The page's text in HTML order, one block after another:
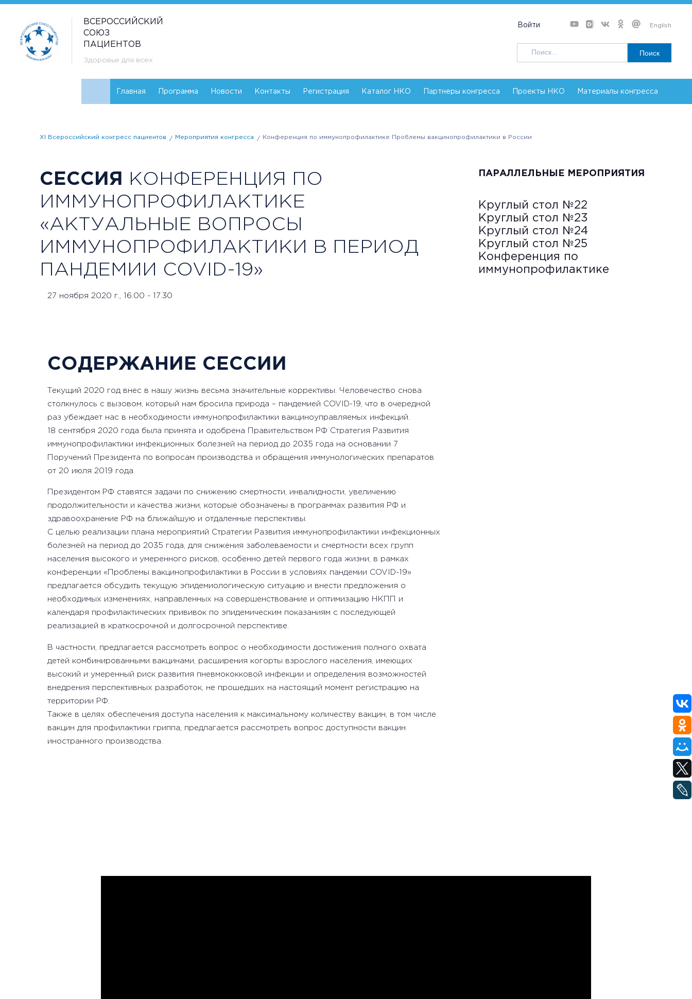
ВСЕРОССИЙСКИЙ
СОЮЗ
ПАЦИЕНТОВ
Здоровье для всех
Войти English
Поиск
Главная Программа Новости Контакты Регистрация Каталог НКО Партнеры конгресса Проекты НКО Материалы конгресса
XI Всероссийский конгресс пациентов Мероприятия конгресса Конференция по иммунопрофилактике Проблемы вакцинопрофилактики в России
СЕССИЯ
КОНФЕРЕНЦИЯ ПО
ИММУНОПРОФИЛАКТИКЕ
«АКТУАЛЬНЫЕ ВОПРОСЫ
ИММУНОПРОФИЛАКТИКИ В ПЕРИОД
ПАНДЕМИИ COVID-19»
27 ноября 2020 г., 16.00 - 17.30
СОДЕРЖАНИЕ СЕССИИ
Текущий 2020 год внес в нашу жизнь весьма значительные коррективы. Человечество снова
столкнулось с вызовом, который нам бросила природа – пандемией COVID-19, что в очередной
раз убеждает нас в необходимости иммунопрофилактики вакциноуправляемых инфекций.
18 сентября 2020 года была принята и одобрена Правительством РФ Стратегия Развития
иммунопрофилактики инфекционных болезней на период до 2035 года на основании 7
Поручений Президента по вопросам производства и обращения иммунологических препаратов
от 20 июля 2019 года.
Президентом РФ ставятся задачи по снижению смертности, инвалидности, увеличению
продолжительности и качества жизни, которые обозначены в программах развития РФ и
здравоохранение РФ на ближайшую и отдаленные перспективы.
С целью реализации плана мероприятий Стратегии Развития иммунопрофилактики инфекционных
болезней на период до 2035 года, для снижения заболеваемости и смертности всех групп
населения высокого и умеренного рисков, особенно детей первого года жизни, в рамках
конференции «Проблемы вакцинопрофилактики в России в условиях пандемии COVID-19»
предлагается обсудить текущую эпидемиологическую ситуацию и внести предложения о
необходимых изменениях, направленных на совершенствование и оптимизацию НКПП и
календаря профилактических прививок по эпидемическим показаниям с последующей
реализацией в краткосрочной и долгосрочной перспективе.
В частности, предлагается рассмотреть вопрос о необходимости достижения полного охвата
детей комбинированными вакцинами, расширения когорты взрослого населения, имеющих
высокий и умеренный риск развития пневмококковой инфекции и определения возможностей
внедрения перспективных разработок, не прошедших на настоящий момент регистрацию на
территории РФ.
Также в целях обеспечения доступа населения к максимальному количеству вакцин, в том числе
вакцин для профилактики гриппа, предлагается рассмотреть вопрос доступности вакцин
иностранного производства.
ПАРАЛЛЕЛЬНЫЕ МЕРОПРИЯТИЯ
Круглый стол №22
Круглый стол №23
Круглый стол №24
Круглый стол №25
Конференция по
иммунопрофилактике